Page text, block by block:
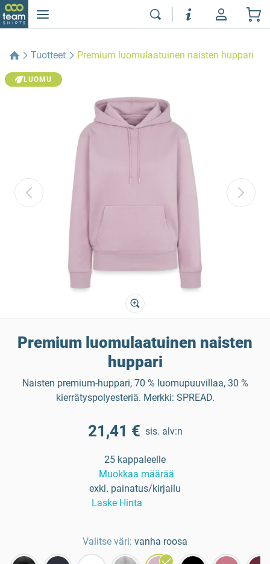
Tuotteet Premium luomulaatuinen naisten huppari
LUOMU
Premium luomulaatuinen naisten
huppari
Naisten premium-huppari, 70 % luomupuuvillaa, 30 %
kierrätyspolyesteriä. Merkki: SPREAD.
21,41 € sis. alv:n
25 kappaleelle
Muokkaa määrää
exkl. painatus/kirjailu
Laske Hinta
Valitse väri: vanha roosa